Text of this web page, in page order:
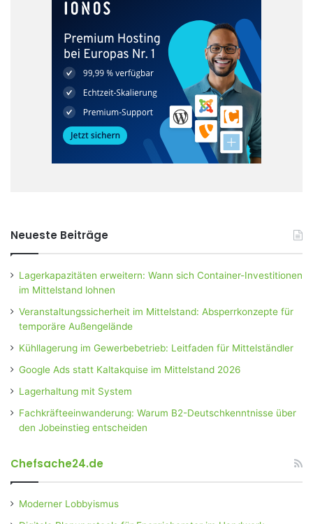
Neueste Beiträge
Lagerkapazitäten erweitern: Wann sich Container-Investitionen
im Mittelstand lohnen
Veranstaltungssicherheit im Mittelstand: Absperrkonzepte für
temporäre Außengelände
Kühllagerung im Gewerbebetrieb: Leitfaden für Mittelständler
Google Ads statt Kaltakquise im Mittelstand 2026
Lagerhaltung mit System
Fachkräfteeinwanderung: Warum B2-Deutschkenntnisse über
den Jobeinstieg entscheiden
Chefsache24.de
Moderner Lobbyismus